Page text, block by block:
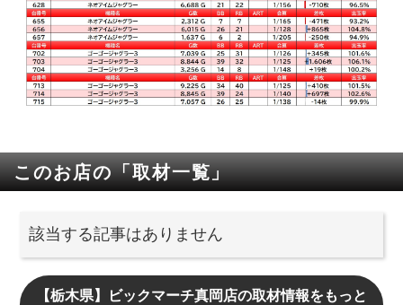
このお店の「取材一覧」
該当する記事はありません
【栃木県】ビックマーチ真岡店の取材情報をもっと